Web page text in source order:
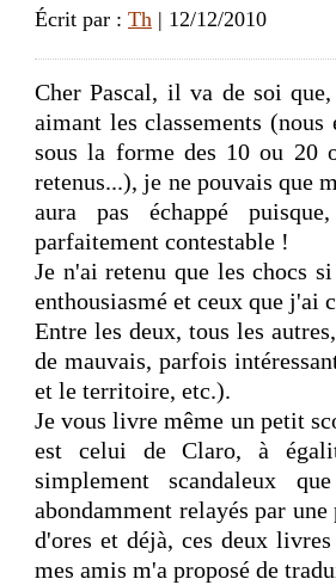
Écrit par : Th | 12/12/2010
Cher Pascal, il va de soi
aimant les classements
sous la forme des 10 ou 20
retenus...), je ne pouvais que
aura pas échappé
parfaitement contestable !
Je n'ai retenu que les chocs
enthousiasmé et ceux que j'ai
Entre les deux, tous les
de mauvais, parfois
et le territoire, etc.).
Je vous livre même un petit
est celui de Claro, à
simplement scandaleux
abondamment relayés par
d'ores et déjà, ces deux
mes amis m'a proposé de